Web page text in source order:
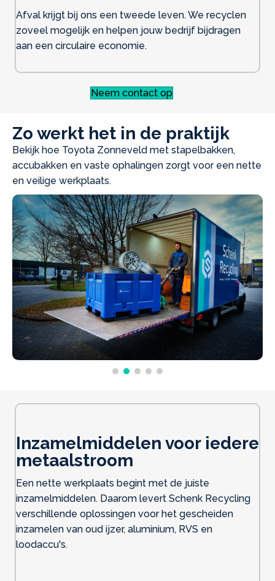
Afval krijgt bij ons een tweede leven. We recyclen
zoveel mogelijk en helpen jouw bedrijf bijdragen
aan een circulaire economie.
Neem contact op
Zo werkt het in de praktijk
Bekijk hoe Toyota Zonneveld met stapelbakken,
accubakken en vaste ophalingen zorgt voor een nette
en veilige werkplaats.
Inzamelmiddelen voor iedere
metaalstroom
Een nette werkplaats begint met de juiste
inzamelmiddelen. Daarom levert Schenk Recycling
verschillende oplossingen voor het gescheiden
inzamelen van oud ijzer, aluminium, RVS en
loodaccu's.